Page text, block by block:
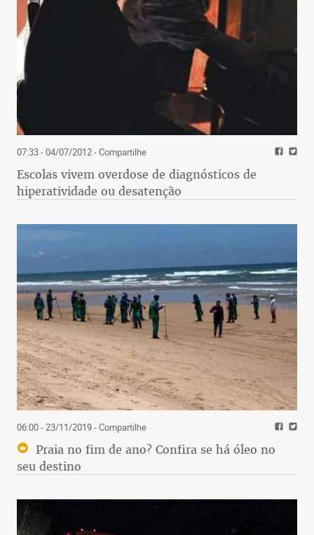
07:33 - 04/07/2012- Compartilhe
Escolas vivem overdose de diagnósticos de
hiperatividade ou desatenção
06:00 - 23/11/2019- Compartilhe
Praia no fim de ano? Confira se há óleo no
seu destino